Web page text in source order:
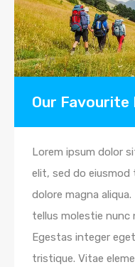
Our Favourite
Lorem ipsum dolor
elit, sed do
dolore magna
tellus molestie nunc
Egestas integer
tristique. Vitae